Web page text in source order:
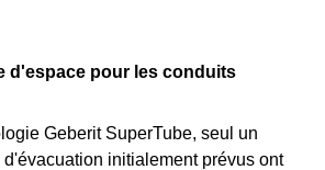
d'espace pour les conduits
Geberit SuperTube, seul un
initialement prévus ont